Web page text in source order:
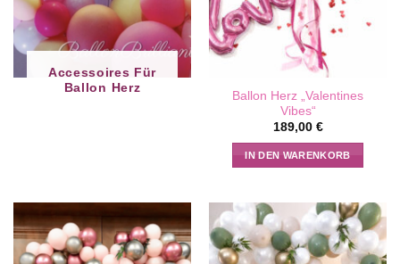
Accessoires Für
Ballon Herz
Ballon Herz „Valentines
Vibes“
189,00 €
IN DEN WARENKORB